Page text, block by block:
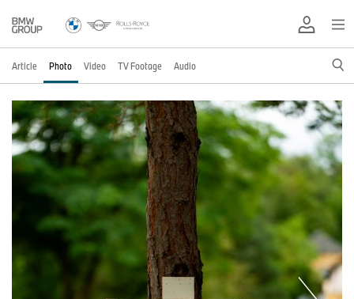
Article Photo Video TV Footage Audio